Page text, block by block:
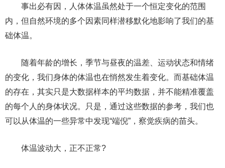
事出必有因，人体体温虽然处于一个恒定变化的范围
内，但自然环境的多个因素同样潜移默化地影响了我们的基
础体温。
随着年龄的增长，季节与昼夜的温差、运动状态和情绪
的变化，我们身体的体温也在悄然发生着变化。而基础体温
的存在，其实只是大数据样本的平均数据，并不能精准覆盖
的每个人的身体状况。只是，通过这些数据的参考，我们也
可以从体温的一些异常中发现“端倪”，察觉疾病的苗头。
体温波动大，正不正常?